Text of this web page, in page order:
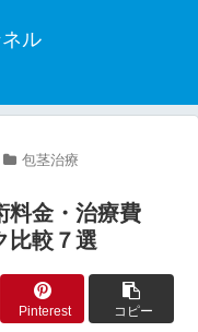
ル
包茎治療
料金・治療費
比較７選
Pinterest コピー